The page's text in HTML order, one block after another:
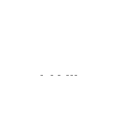
- - - ---